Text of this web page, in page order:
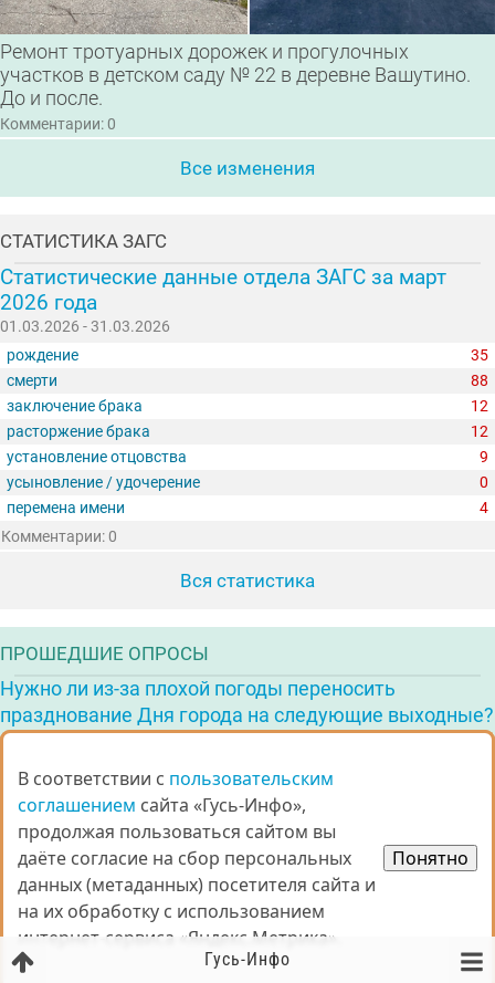
Ремонт тротуарных дорожек и прогулочных
участков в детском саду № 22 в деревне Вашутино.
До и после.
Комментарии: 0
Все изменения
СТАТИСТИКА ЗАГС
Статистические данные отдела ЗАГС за март
2026 года
01.03.2026 - 31.03.2026
рождение
35
смерти
88
заключение брака
12
расторжение брака
12
установление отцовства
9
усыновление / удочерение
0
перемена имени
4
Комментарии: 0
Вся статистика
ПРОШЕДШИЕ ОПРОСЫ
Нужно ли из-за плохой погоды переносить
празднование Дня города на следующие выходные?
Комментарии: 37
Лидер голосования
Нужно перенести
70% (голосов: 730)
Все опросы
ОРГАНИЗАЦИИ ГОРОДА
Гусь-Инфо
В соответствии с пользовательским
соглашением сайта «Гусь-Инфо»,
продолжая пользоваться сайтом вы
даёте согласие на сбор персональных
данных (метаданных) посетителя сайта и
на их обработку с использованием
интернет-сервиса «Яндекс.Метрика».
Понятно
В соответствии с пользовательским
соглашением сайта «Гусь-Инфо»,
продолжая пользоваться сайтом вы
даёте согласие на сбор персональных
данных (метаданных) посетителя сайта и
на их обработку с использованием
интернет-сервиса «Яндекс.Метрика».
Понятно